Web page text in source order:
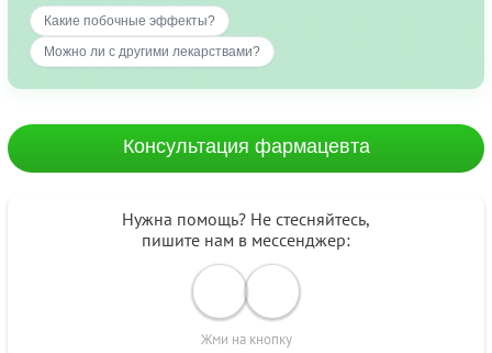
Какие побочные эффекты?
Можно ли с другими лекарствами?
Консультация фармацевта
Нужна помощь? Не стесняйтесь,
пишите нам в мессенджер:
Жми на кнопку